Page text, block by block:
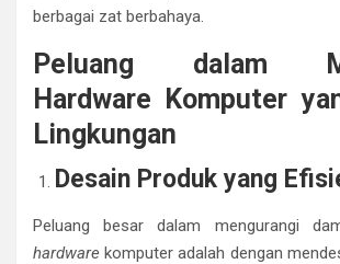
berbagai zat berbahaya.
Peluang dalam
Hardware Komputer
Lingkungan
Desain Produk yang
Peluang besar dalam mengurangi
hardware komputer adalah dengan